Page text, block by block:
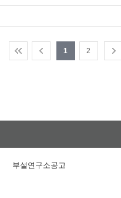
1 2
부설연구소공고